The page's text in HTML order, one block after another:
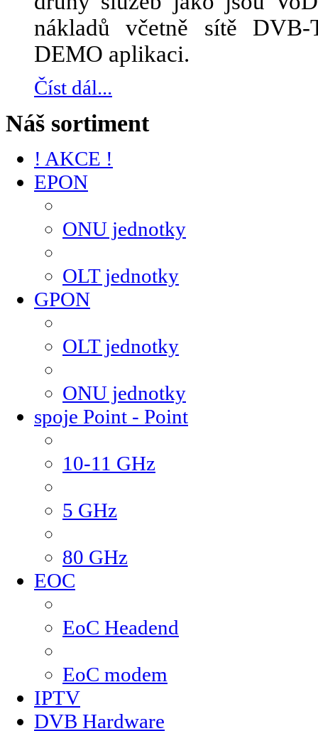
nákladů včetně sítě
DEMO aplikaci.
Číst dál...
Náš sortiment
! AKCE !
EPON
ONU jednotky
OLT jednotky
GPON
OLT jednotky
ONU jednotky
spoje Point - Point
10-11 GHz
5 GHz
80 GHz
EOC
EoC Headend
EoC modem
IPTV
DVB Hardware